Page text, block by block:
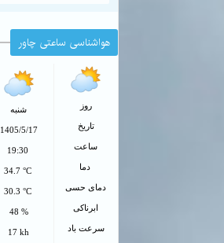
هواشناسی ساعتی چاور
روز
تاریخ
ساعت
دما
دمای حسی
ابرناکی
سرعت باد
شنبه
1405/5/17
19:30
34.7 °C
30.3 °C
48 %
17 kh